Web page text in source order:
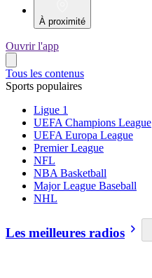
À proximité
Ouvrir l'app
Tous les contenus
Sports populaires
Ligue 1
UEFA Champions League
UEFA Europa League
Premier League
NFL
NBA Basketball
Major League Baseball
NHL
Les meilleures radios